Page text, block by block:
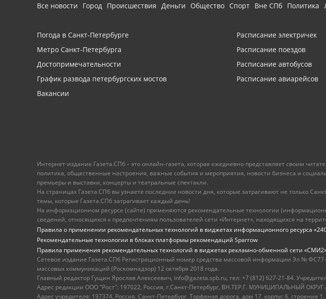
Все новости Город Происшествия Деньги Общество Спорт Вне СПб Политика
Погода в Санкт-Петербурге
Метро Санкт-Петербурга
Достопримечательности
График развода петербургских мостов
Вакансии
Расписание электричек
Расписание поездов
Расписание автобусов
Расписание авиарейсов
Интернет-издание Газета.СПб – это онлайн-газета, которая ежедневно представляет своим
политика, общественные настроения, важные события и мероприятия, новости бизнеса и
премьеры и выставки, концерты и театральные спектакли.
На страницах Газета.СПб вы узнаете последние новости дня, которые затрагивают не только
темы, которые Газета.СПб затрагивает каждый день!
На информационном ресурсе (сайте) применяются рекомендательные технологии
сведений, относящихся к предпочтениям пользователей сети «Интернет», находящихся на
Правила о применении рекомендательных технологий в виджетах информационного ресурса
Рекомендательные технологии в блоках платформы рекомендаций Sparrow
Правила применения рекомендательных технологий в виджетах рекламно-обменной сети
Сетевое издание Газета.СПб Регистрационный номер средства массовой информации Эл №
массовых коммуникаций (Роскомнадзор) 12 октября 2018 года.
Главный редактор Гущин Ярослав Алексеевич, info@gazeta.spb.ru, тел: +7 (812) 627-21-84.
Адрес редакции ООО "Рост": 197022, Россия, г.Санкт-Петербург, ВН.ТЕР.Г. МУНИЦИПАЛЬНЫЙ
Адрес учредителя: 197374, Россия, Санкт-Петербург, Торфяная дорога, дом 17, корпус 6, строение